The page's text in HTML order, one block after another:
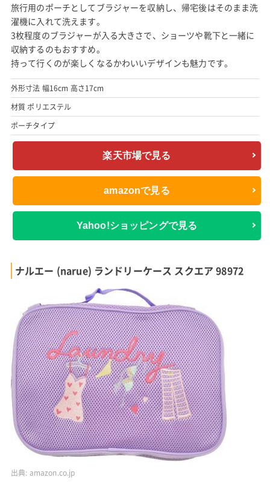
旅行用のポーチとしてブラジャーを収納し、帰宅後はそのまま洗
濯機に入れて洗えます。
3枚程度のブラジャーが入る大きさで、ショーツや靴下と一緒に
収納するのもおすすめ。
持って行くのが楽しくなるかわいいデザインも魅力です。
外形寸法 幅16cm 高さ17cm
材質 ポリエステル
ポーチタイプ
楽天市場で見る
amazonで見る
Yahoo!ショッピングで見る
ナルエー (narue) ランドリーケース スクエア 98972
出典: amazon.co.jp